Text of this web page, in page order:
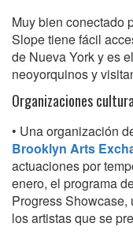
Muy bien conectado
Slope tiene fácil
de Nueva York y es
neoyorquinos y
Organizaciones
• Una organización
Brooklyn Arts
actuaciones por
enero, el programa
Progress
los artistas que se